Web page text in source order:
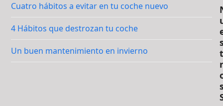
Cuatro hábitos a evitar en tu coche nuevo
4 Hábitos que destrozan tu coche
Un buen mantenimiento en invierno
t
r